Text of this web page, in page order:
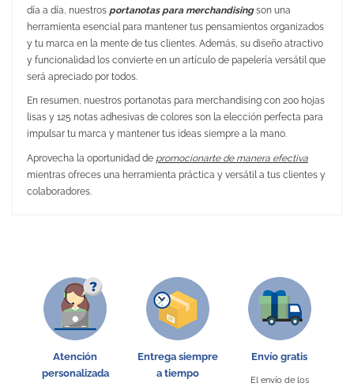
día a día, nuestros portanotas para merchandisingson una
herramienta esencial para mantener tus pensamientos organizados
y tu marca en la mente de tus clientes. Además, su diseño atractivo
y funcionalidad los convierte en un artículo de papelería versátil que
será apreciado por todos.
En resumen, nuestros portanotas para merchandising con 200 hojas
lisas y 125 notas adhesivas de colores son la elección perfecta para
impulsar tu marca y mantener tus ideas siempre a la mano.
Aprovecha la oportunidad de promocionarte de manera efectiva
mientras ofreces una herramienta práctica y versátil a tus clientes y
colaboradores.
Embalaje Unitario SÍ
Área de marcaje 50 x 50 mm
Puedes encontrarlo en: Notas Adhesivas Personalizadas
Atención
personalizada
Entrega siempre
a tiempo
Envío gratis
El envío de los